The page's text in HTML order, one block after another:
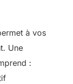
à vos
Une
: